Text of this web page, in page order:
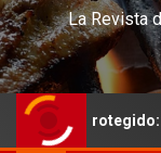
La Revista
Protegido: